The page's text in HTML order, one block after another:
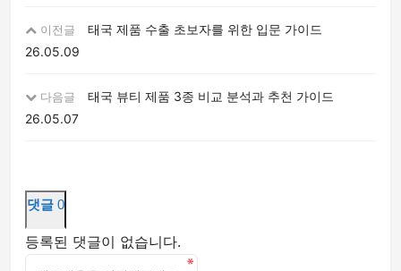
이전글
태국 제품 수출 초보자를 위한 입문 가이드
26.05.09
다음글
태국 뷰티 제품 3종 비교 분석과 추천 가이드
26.05.07
댓글 0
등록된 댓글이 없습니다.